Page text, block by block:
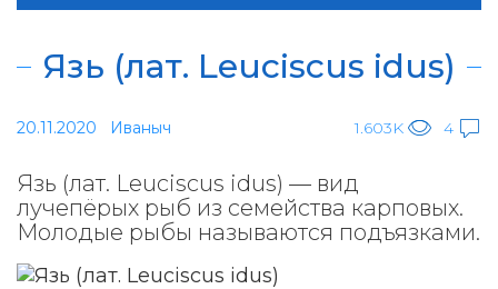
Язь (лат. Leuciscus idus)
20.11.2020 Иваныч 1.603K 4
Язь (лат. Leuciscus idus) — вид
лучепёрых рыб из семейства карповых.
Молодые рыбы называются подъязками.